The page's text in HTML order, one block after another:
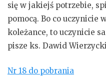
się w jakiejś potrzebie,
pomocą. Bo co uczynicie
koleżance, to uczynicie
pisze ks. Dawid
Nr 18 do pobrania